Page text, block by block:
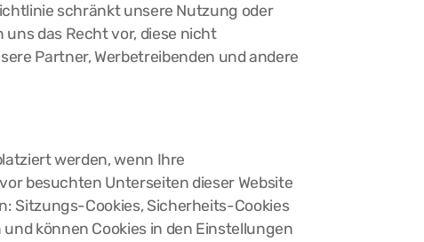
schränkt unsere Nutzung oder
das Recht vor, diese nicht
Partner, Werbetreibenden und andere
werden, wenn Ihre
besuchten Unterseiten dieser Website
Sitzungs-Cookies, Sicherheits-Cookies
können Cookies in den Einstellungen